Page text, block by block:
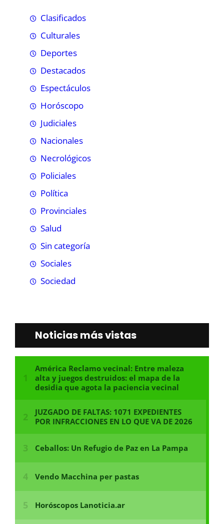
Clasificados
Culturales
Deportes
Destacados
Espectáculos
Horóscopo
Judiciales
Nacionales
Necrológicos
Policiales
Política
Provinciales
Salud
Sin categoría
Sociales
Sociedad
Noticias más vistas